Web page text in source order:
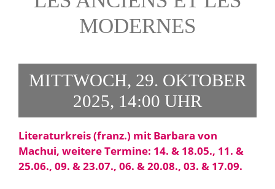
MODERNES
MITTWOCH, 29. OKTOBER
2025, 14:00 UHR
Literaturkreis (franz.) mit Barbara von
Machui, weitere Termine: 14. & 18.05., 11. &
25.06., 09. & 23.07., 06. & 20.08., 03. & 17.09.